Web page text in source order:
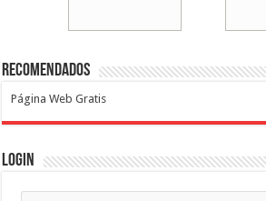
Recomendados
Página Web Gratis
Login